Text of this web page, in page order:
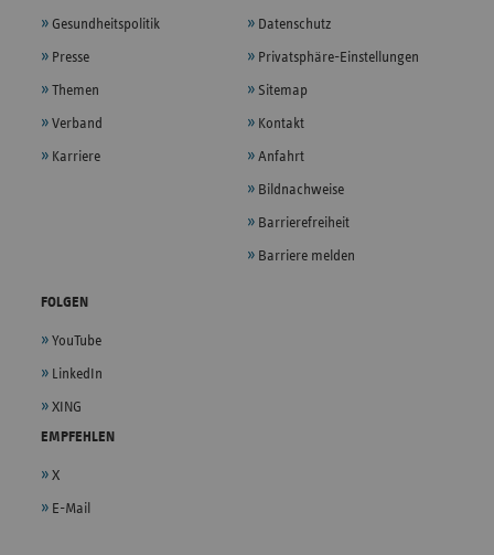
Gesundheitspolitik
Presse
Themen
Verband
Karriere
Datenschutz
Privatsphäre-Einstellungen
Sitemap
Kontakt
Anfahrt
Bildnachweise
Barrierefreiheit
Barriere melden
FOLGEN
YouTube
LinkedIn
XING
EMPFEHLEN
X
E-Mail